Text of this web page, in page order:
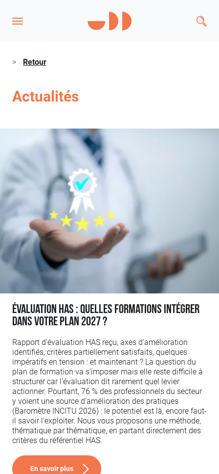
> Retour
Actualités
Évaluation HAS : quelles formations intégrer
dans votre plan 2027 ?
Rapport d'évaluation HAS reçu, axes d'amélioration
identifiés, critères partiellement satisfaits, quelques
impératifs en tension : et maintenant ? La question du
plan de formation va s’imposer mais elle reste difficile à
structurer car l’évaluation dit rarement quel levier
actionner. Pourtant, 76 % des professionnels du secteur
y voient une source d'amélioration des pratiques
(Baromètre INCITU 2026) : le potentiel est là, encore faut-
il savoir l'exploiter. Nous vous proposons une méthode,
thématique par thématique, en partant directement des
critères du référentiel HAS.
En savoir plus